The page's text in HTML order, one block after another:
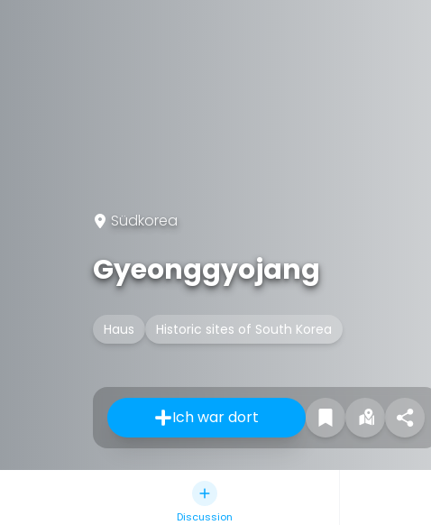
Südkorea
Gyeonggyojang
Haus Historic sites of South Korea
Ich war dort
Discussion